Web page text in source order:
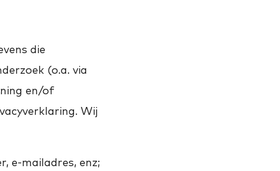
die
(o.a. via
en/of
Wij
e-mailadres, enz;